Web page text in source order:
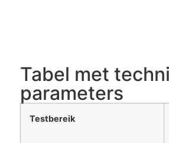
Tabel met
parameters
Testbereik